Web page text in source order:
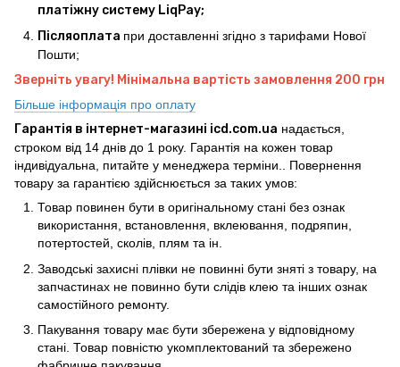
платіжну систему LiqPay;
Післяоплата при доставленні згідно з тарифами Нової
Пошти;
Зверніть увагу! Мінімальна вартість замовлення 200 грн
Більше інформація про оплату
Гарантія в інтернет-магазині icd.com.ua надається,
строком від 14 днів до 1 року. Гарантія на кожен товар
індивідуальна, питайте у менеджера терміни.. Повернення
товару за гарантією здійснюється за таких умов:
Товар повинен бути в оригінальному стані без ознак
використання, встановлення, вклеювання, подряпин,
потертостей, сколів, плям та ін.
Заводські захисні плівки не повинні бути зняті з товару, на
запчастинах не повинно бути слідів клею та інших ознак
самостійного ремонту.
Пакування товару має бути збережена у відповідному
стані. Товар повністю укомплектований та збережено